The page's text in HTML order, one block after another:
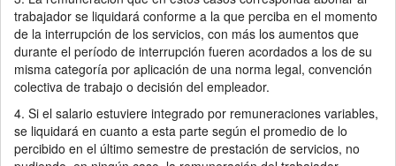
trabajador se liquidará conforme a la que perciba en el momento
de la interrupción de los servicios, con más los aumentos que
durante el período de interrupción fueren acordados a los de su
misma categoría por aplicación de una norma legal, convención
colectiva de trabajo o decisión del empleador.
4. Si el salario estuviere integrado por remuneraciones variables,
se liquidará en cuanto a esta parte según el promedio de lo
percibido en el último semestre de prestación de servicios, no